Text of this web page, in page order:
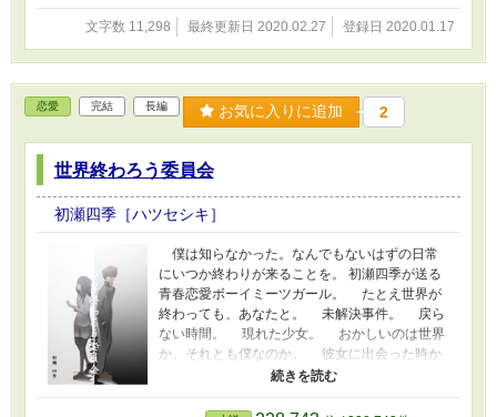
文字数 11,298 最終更新日 2020.02.27 登録日 2020.01.17
恋愛 完結 長編 お気に入りに追加 2
世界終わろう委員会
初瀬四季［ハツセシキ］
僕は知らなかった。なんでもないはずの日常
にいつか終わりが来ることを。 初瀬四季が送る
青春恋愛ボーイミーツガール。 たとえ世界が
終わっても、あなたと。 未解決事件。 戻ら
ない時間。 現れた少女。 おかしいのは世界
か、それとも僕なのか。 彼女に出会った時か
ら、少年の止まった時間がまた、進みはじめ
は、お楽しみください。